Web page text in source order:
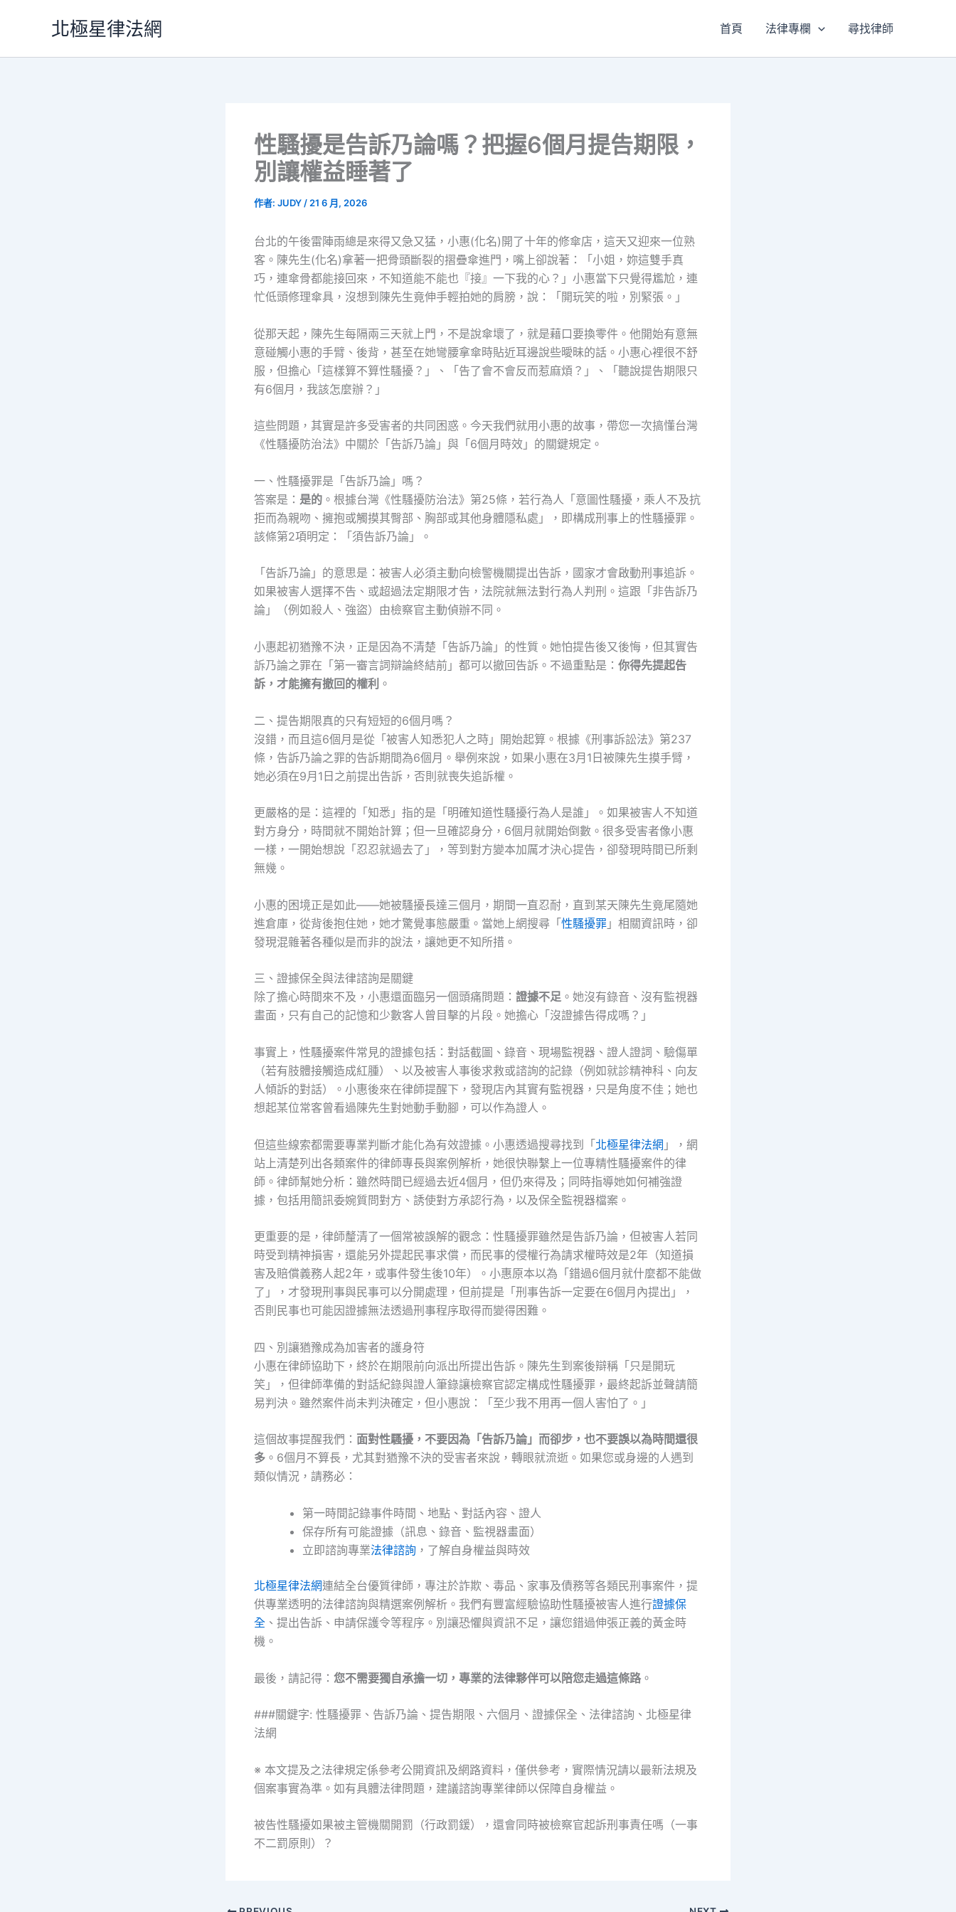
北極星律法網 首頁 法律專欄 尋找律師
性騷擾是告訴乃論嗎？把握6個月提告期限，
別讓權益睡著了
作者: JUDY / 21 6 月, 2026
台北的午後雷陣雨總是來得又急又猛，小惠(化名)開了十年的修傘店，這天又迎來一位熟
客。陳先生(化名)拿著一把骨頭斷裂的摺疊傘進門，嘴上卻說著：「小姐，妳這雙手真
巧，連傘骨都能接回來，不知道能不能也『接』一下我的心？」小惠當下只覺得尷尬，連
忙低頭修理傘具，沒想到陳先生竟伸手輕拍她的肩膀，說：「開玩笑的啦，別緊張。」
從那天起，陳先生每隔兩三天就上門，不是說傘壞了，就是藉口要換零件。他開始有意無
意碰觸小惠的手臂、後背，甚至在她彎腰拿傘時貼近耳邊說些曖昧的話。小惠心裡很不舒
服，但擔心「這樣算不算性騷擾？」、「告了會不會反而惹麻煩？」、「聽說提告期限只
有6個月，我該怎麼辦？」
這些問題，其實是許多受害者的共同困惑。今天我們就用小惠的故事，帶您一次搞懂台灣
《性騷擾防治法》中關於「告訴乃論」與「6個月時效」的關鍵規定。
一、性騷擾罪是「告訴乃論」嗎？
答案是： 是的 。根據台灣《性騷擾防治法》第25條，若行為人「意圖性騷擾，乘人不及抗
拒而為親吻、擁抱或觸摸其臀部、胸部或其他身體隱私處」，即構成刑事上的性騷擾罪。
該條第2項明定：「須告訴乃論」。
「告訴乃論」的意思是：被害人必須主動向檢警機關提出告訴，國家才會啟動刑事追訴。
如果被害人選擇不告、或超過法定期限才告，法院就無法對行為人判刑。這跟「非告訴乃
論」（例如殺人、強盜）由檢察官主動偵辦不同。
小惠起初猶豫不決，正是因為不清楚「告訴乃論」的性質。她怕提告後又後悔，但其實告
訴乃論之罪在「第一審言詞辯論終結前」都可以撤回告訴。不過重點是： 你得先提起告
訴，才能擁有撤回的權利 。
二、提告期限真的只有短短的6個月嗎？
沒錯，而且這6個月是從「被害人知悉犯人之時」開始起算。根據《刑事訴訟法》第237
條，告訴乃論之罪的告訴期間為6個月。舉例來說，如果小惠在3月1日被陳先生摸手臂，
她必須在9月1日之前提出告訴，否則就喪失追訴權。
更嚴格的是：這裡的「知悉」指的是「明確知道性騷擾行為人是誰」。如果被害人不知道
對方身分，時間就不開始計算；但一旦確認身分，6個月就開始倒數。很多受害者像小惠
一樣，一開始想說「忍忍就過去了」，等到對方變本加厲才決心提告，卻發現時間已所剩
無幾。
小惠的困境正是如此——她被騷擾長達三個月，期間一直忍耐，直到某天陳先生竟尾隨她
進倉庫，從背後抱住她，她才驚覺事態嚴重。當她上網搜尋「性騷擾罪 」相關資訊時，卻
發現混雜著各種似是而非的說法，讓她更不知所措。
三、證據保全與法律諮詢是關鍵
除了擔心時間來不及，小惠還面臨另一個頭痛問題： 證據不足 。她沒有錄音、沒有監視器
畫面，只有自己的記憶和少數客人曾目擊的片段。她擔心「沒證據告得成嗎？」
事實上，性騷擾案件常見的證據包括：對話截圖、錄音、現場監視器、證人證詞、驗傷單
（若有肢體接觸造成紅腫）、以及被害人事後求救或諮詢的記錄（例如就診精神科、向友
人傾訴的對話）。小惠後來在律師提醒下，發現店內其實有監視器，只是角度不佳；她也
想起某位常客曾看過陳先生對她動手動腳，可以作為證人。
但這些線索都需要專業判斷才能化為有效證據。小惠透過搜尋找到「北極星律法網 」，網
站上清楚列出各類案件的律師專長與案例解析，她很快聯繫上一位專精性騷擾案件的律
師。律師幫她分析：雖然時間已經過去近4個月，但仍來得及；同時指導她如何補強證
據，包括用簡訊委婉質問對方、誘使對方承認行為，以及保全監視器檔案。
更重要的是，律師釐清了一個常被誤解的觀念：性騷擾罪雖然是告訴乃論，但被害人若同
時受到精神損害，還能另外提起民事求償，而民事的侵權行為請求權時效是2年（知道損
害及賠償義務人起2年，或事件發生後10年）。小惠原本以為「錯過6個月就什麼都不能做
了」，才發現刑事與民事可以分開處理，但前提是「刑事告訴一定要在6個月內提出」，
否則民事也可能因證據無法透過刑事程序取得而變得困難。
四、別讓猶豫成為加害者的護身符
小惠在律師協助下，終於在期限前向派出所提出告訴。陳先生到案後辯稱「只是開玩
笑」，但律師準備的對話紀錄與證人筆錄讓檢察官認定構成性騷擾罪，最終起訴並聲請簡
易判決。雖然案件尚未判決確定，但小惠說：「至少我不用再一個人害怕了。」
這個故事提醒我們： 面對性騷擾，不要因為「告訴乃論」而卻步，也不要誤以為時間還很
多 。6個月不算長，尤其對猶豫不決的受害者來說，轉眼就流逝。如果您或身邊的人遇到
類似情況，請務必：
第一時間記錄事件時間、地點、對話內容、證人
保存所有可能證據（訊息、錄音、監視器畫面）
立即諮詢專業法律諮詢 ，了解自身權益與時效
北極星律法網連結全台優質律師，專注於詐欺、毒品、家事及債務等各類民刑事案件，提
供專業透明的法律諮詢與精選案例解析。我們有豐富經驗協助性騷擾被害人進行證據保
全 、提出告訴、申請保護令等程序。別讓恐懼與資訊不足，讓您錯過伸張正義的黃金時
機。
最後，請記得： 您不需要獨自承擔一切，專業的法律夥伴可以陪您走過這條路 。
###關鍵字: 性騷擾罪、告訴乃論、提告期限、六個月、證據保全、法律諮詢、北極星律
法網
※ 本文提及之法律規定係參考公開資訊及網路資料，僅供參考，實際情況請以最新法規及
個案事實為準。如有具體法律問題，建議諮詢專業律師以保障自身權益。
被告性騷擾如果被主管機關開罰（行政罰鍰），還會同時被檢察官起訴刑事責任嗎（一事
不二罰原則）？